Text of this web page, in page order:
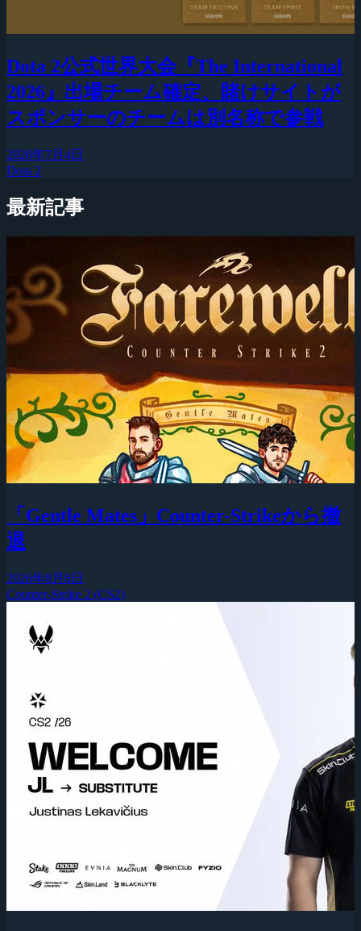
Dota 2公式世界大会『The International
2026』出場チーム確定、賭けサイトが
スポンサーのチームは別名称で参戦
2026年7月4日
Dota 2
最新記事
「Gentle Mates」Counter-Strikeから撤
退
2026年8月8日
Counter-Strike 2 (CS2)